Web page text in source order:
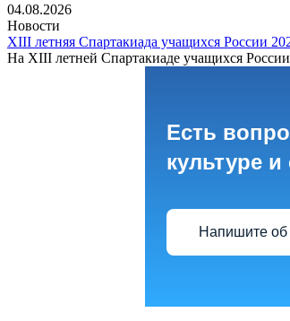
04.08.2026
Новости
XIII летняя Спартакиада учащихся России
На XIII летней Спартакиаде учащихся
Есть
культуре
Напишите об